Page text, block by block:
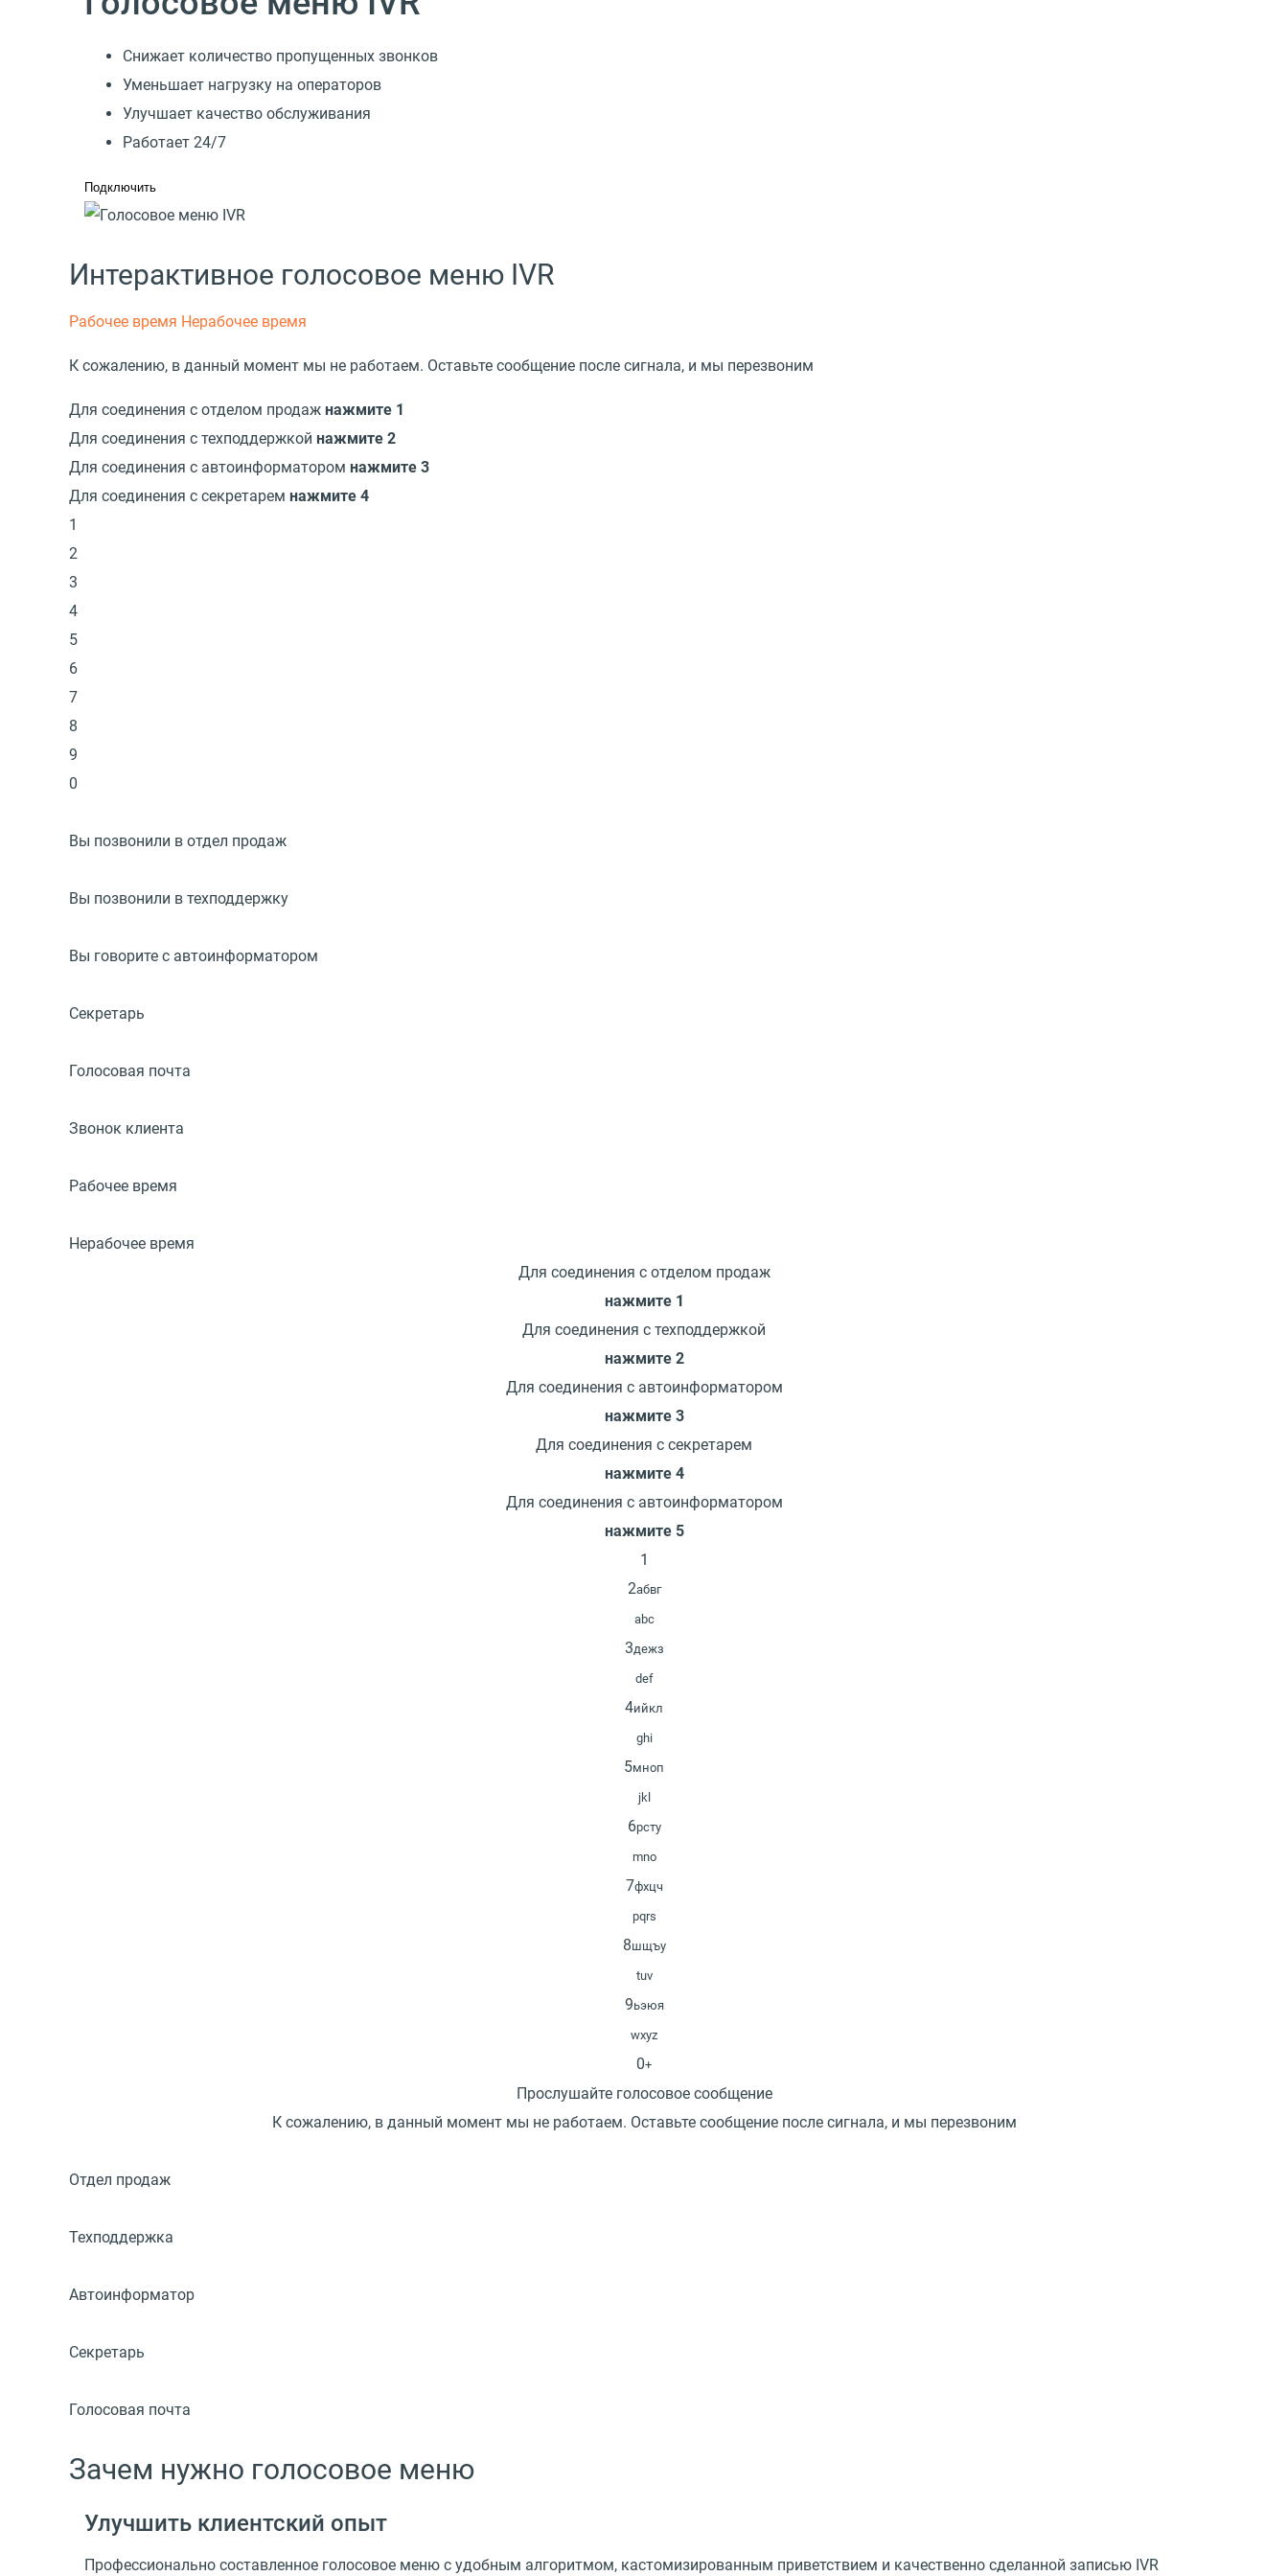
Снижает количество пропущенных звонков
Уменьшает нагрузку на операторов
Улучшает качество обслуживания
Работает 24/7
Подключить
Интерактивное голосовое меню IVR
Рабочее время Нерабочее время
К сожалению, в данный момент мы не работаем. Оставьте сообщение после сигнала, и мы перезвоним
Для соединения с отделом продаж нажмите 1
Для соединения с техподдержкой нажмите 2
Для соединения с автоинформатором нажмите 3
Для соединения с секретарем нажмите 4
1
2
3
4
5
6
7
8
9
0
Вы позвонили в отдел продаж
Вы позвонили в техподдержку
Вы говорите с автоинформатором
Секретарь
Голосовая почта
Звонок клиента
Рабочее время
Нерабочее время
Для соединения с отделом продаж
нажмите 1
Для соединения с техподдержкой
нажмите 2
Для соединения с автоинформатором
нажмите 3
Для соединения с секретарем
нажмите 4
Для соединения с автоинформатором
нажмите 5
1
2абвг
abc
3дежз
def
4ийкл
ghi
5мноп
jkl
6рсту
mno
7фхцч
pqrs
8шщъу
tuv
9ьэюя
wxyz
0+
Прослушайте голосовое сообщение
К сожалению, в данный момент мы не работаем. Оставьте сообщение после сигнала, и мы перезвоним
Отдел продаж
Техподдержка
Автоинформатор
Секретарь
Голосовая почта
Зачем нужно голосовое меню
Улучшить клиентский опыт
Профессионально составленное голосовое меню с удобным алгоритмом, кастомизированным приветствием и качественно сделанной записью IVR